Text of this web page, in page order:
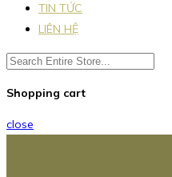
TIN TỨC
LIÊN HỆ
Shopping cart
close